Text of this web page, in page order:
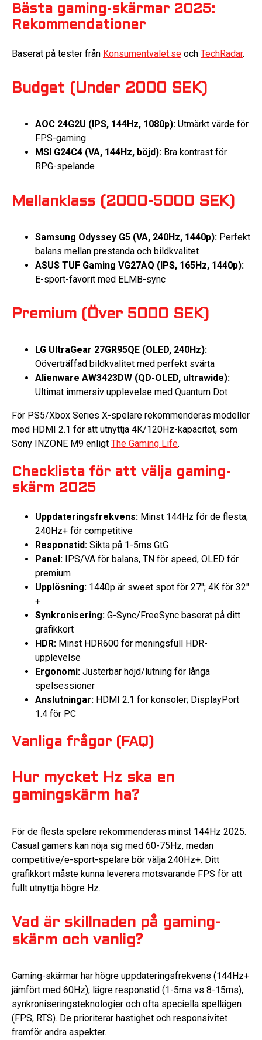
Bästa gaming-skärmar 2025:
Rekommendationer
Baserat på tester från Konsumentvalet.se och TechRadar.
Budget (Under 2000 SEK)
AOC 24G2U (IPS, 144Hz, 1080p): Utmärkt värde för
FPS-gaming
MSI G24C4 (VA, 144Hz, böjd): Bra kontrast för
RPG-spelande
Mellanklass (2000-5000 SEK)
Samsung Odyssey G5 (VA, 240Hz, 1440p): Perfekt
balans mellan prestanda och bildkvalitet
ASUS TUF Gaming VG27AQ (IPS, 165Hz, 1440p):
E-sport-favorit med ELMB-sync
Premium (Över 5000 SEK)
LG UltraGear 27GR95QE (OLED, 240Hz):
Oöverträffad bildkvalitet med perfekt svärta
Alienware AW3423DW (QD-OLED, ultrawide):
Ultimat immersiv upplevelse med Quantum Dot
För PS5/Xbox Series X-spelare rekommenderas modeller
med HDMI 2.1 för att utnyttja 4K/120Hz-kapacitet, som
Sony INZONE M9 enligt The Gaming Life.
Checklista för att välja gaming-
skärm 2025
Uppdateringsfrekvens: Minst 144Hz för de flesta;
240Hz+ för competitive
Responstid: Sikta på 1-5ms GtG
Panel: IPS/VA för balans, TN för speed, OLED för
premium
Upplösning: 1440p är sweet spot för 27″; 4K för 32″
+
Synkronisering: G-Sync/FreeSync baserat på ditt
grafikkort
HDR: Minst HDR600 för meningsfull HDR-
upplevelse
Ergonomi: Justerbar höjd/lutning för långa
spelsessioner
Anslutningar: HDMI 2.1 för konsoler; DisplayPort
1.4 för PC
Vanliga frågor (FAQ)
Hur mycket Hz ska en
gamingskärm ha?
För de flesta spelare rekommenderas minst 144Hz 2025.
Casual gamers kan nöja sig med 60-75Hz, medan
competitive/e-sport-spelare bör välja 240Hz+. Ditt
grafikkort måste kunna leverera motsvarande FPS för att
fullt utnyttja högre Hz.
Vad är skillnaden på gaming-
skärm och vanlig?
Gaming-skärmar har högre uppdateringsfrekvens (144Hz+
jämfört med 60Hz), lägre responstid (1-5ms vs 8-15ms),
synkroniseringsteknologier och ofta speciella spellägen
(FPS, RTS). De prioriterar hastighet och responsivitet
framför andra aspekter.